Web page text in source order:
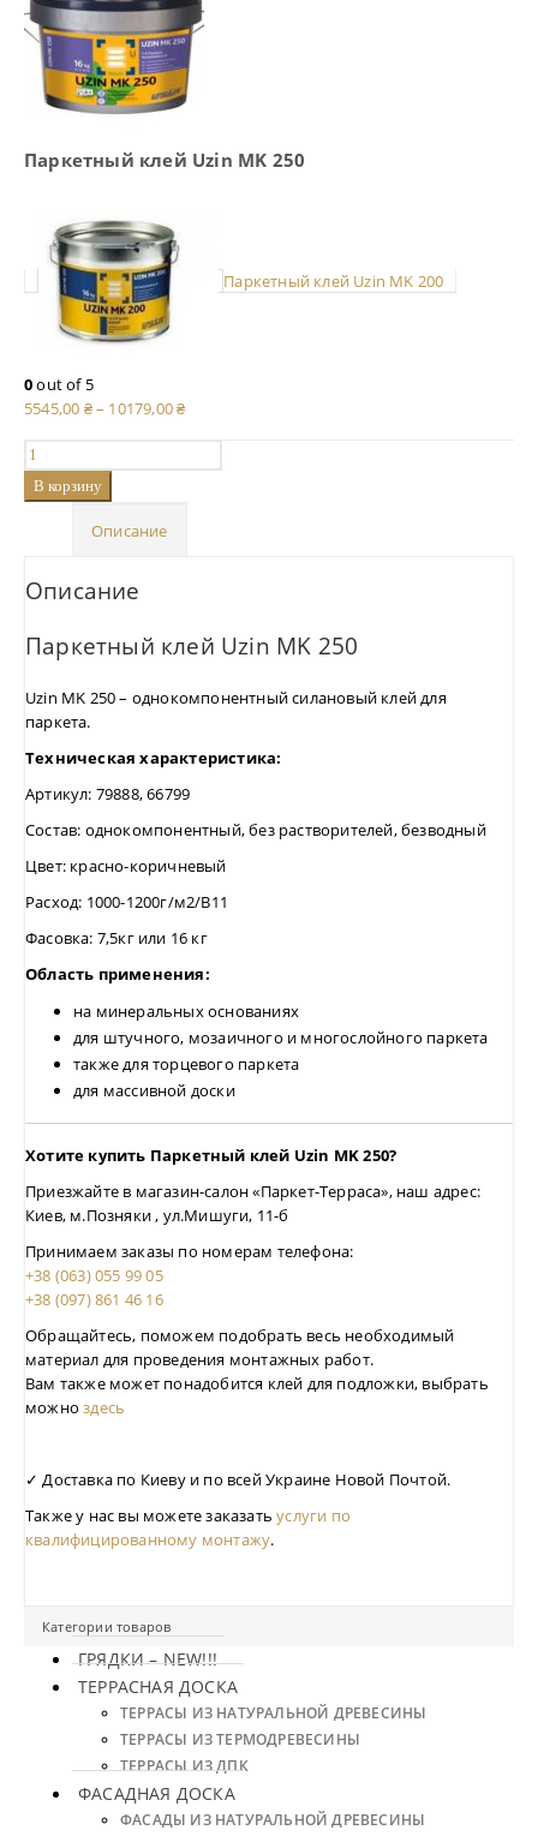
Паркетный клей Uzin MK 250
Паркетный клей Uzin MK 200
0out of 5
5545,00 ₴– 10179,00₴
В корзину
Описание
Описание
Паркетный клей Uzin MK 250
Uzin MK 250 – однокомпонентный силановый клей для
паркета.
Техническая характеристика:
Артикул: 79888, 66799
Состав: однокомпонентный, без растворителей, безводный
Цвет: красно-коричневый
Расход: 1000-1200г/м2/В11
Фасовка: 7,5кг или 16 кг
Область применения:
на минеральных основаниях
для штучного, мозаичного и многослойного паркета
также для торцевого паркета
для массивной доски
Хотите купить Паркетный клей Uzin MK 250?
Приезжайте в магазин-салон«Паркет-Терраса», наш адрес:
Киев, м.Позняки , ул.Мишуги, 11-б
Принимаем заказы по номерам телефона:
+38 (063) 055 99 05
+38 (097) 861 46 16
Обращайтесь, поможем подобрать весь необходимый
материал для проведения монтажных работ.
Вам также может понадобится клей для подложки, выбрать
можноздесь
✓ Доставка по Киеву и по всей Украине Новой Почтой.
Также у нас вы можете заказатьуслуги по
квалифицированному монтажу.
Категории товаров
ГРЯДКИ – NEW!!!
ТЕРРАСНАЯ ДОСКА
ТЕРРАСЫ ИЗ НАТУРАЛЬНОЙ ДРЕВЕСИНЫ
ТЕРРАСЫ ИЗ ТЕРМОДРЕВЕСИНЫ
ТЕРРАСЫ ИЗ ДПК
ФАСАДНАЯ ДОСКА
ФАСАДЫ ИЗ НАТУРАЛЬНОЙ ДРЕВЕСИНЫ